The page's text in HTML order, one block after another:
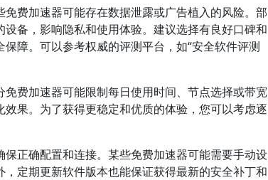
费加速器可能存在数据泄露或广告植入的风险。部
备，影响隐私和使用体验。建议选择有良好口碑和
障。可以参考权威的评测平台，如“安全软件评测
费加速器可能限制每日使用时间、节点选择或带宽
果。为了获得更稳定和优质的体验，您可以考虑逐
正确配置和连接。某些免费加速器可能需要手动设
定期更新软件版本也能保证获得最新的安全补丁和